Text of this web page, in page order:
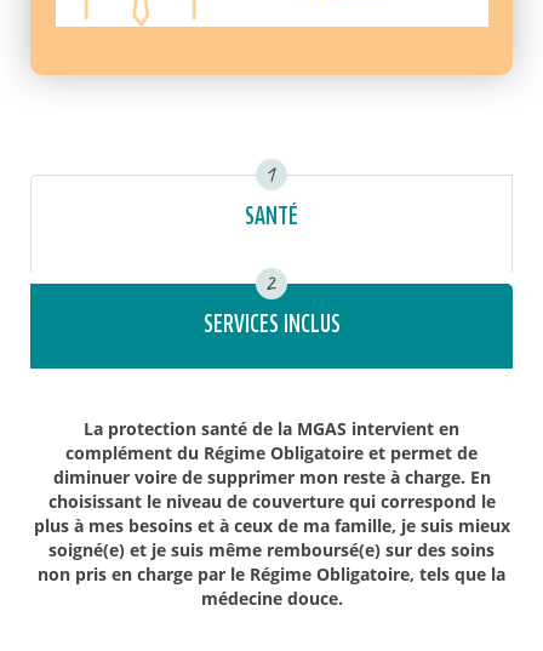
SANTÉ
1
SERVICES INCLUS
2
La protection santé de la MGAS intervient en
complément du Régime Obligatoire et permet de
diminuer voire de supprimer mon reste à charge. En
choisissant le niveau de couverture qui correspond le
plus à mes besoins et à ceux de ma famille, je suis mieux
soigné(e) et je suis même remboursé(e) sur des soins
non pris en charge par le Régime Obligatoire, tels que la
médecine douce.